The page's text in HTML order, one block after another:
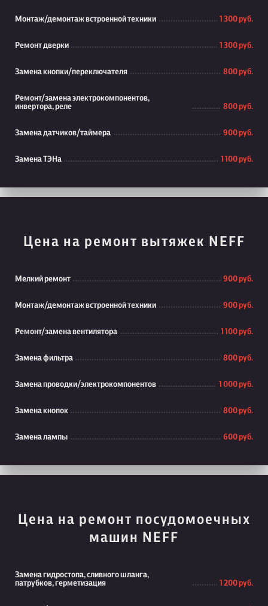
Монтаж/демонтаж встроенной техники 1 300 руб.
Ремонт дверки 1 300 руб.
Замена кнопки/переключателя 800 руб.
Ремонт/замена электрокомпонентов,
инвертора, реле
800 руб.
Замена датчиков/таймера 900 руб.
Замена ТЭНа 1 100 руб.
Цена на ремонт вытяжек NEFF
Мелкий ремонт 900 руб.
Монтаж/демонтаж встроенной техники 900 руб.
Ремонт/замена вентилятора 1 100 руб.
Замена фильтра 800 руб.
Замена проводки/электрокомпонентов 1 000 руб.
Замена кнопок 800 руб.
Замена лампы 600 руб.
Цена на ремонт посудомоечных
машин NEFF
Замена гидростопа, сливного шланга,
патрубков, герметизация
1 200 руб.